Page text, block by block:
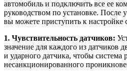
автомобиль и подключить все ее
руководством по установке. После
вы можете приступить к
1. Чувствительность датчиков:
значение для каждого из датчиков
и ударного датчика, чтобы система
несанкционированного